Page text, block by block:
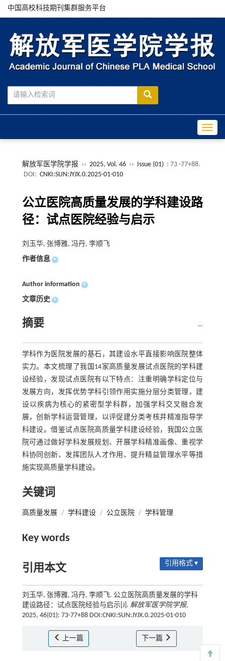
中国高校科技期刊集群服务平台
解放军医学院学报 ›› 2025, Vol. 46 ›› Issue (01) : 73 -77+88.
DOI: CNKI:SUN:JYJX.0.2025-01-010
公立医院高质量发展的学科建设路
径：试点医院经验与启示
刘玉华, 张博雅, 冯丹, 李顺飞
作者信息 +
Author information +
文章历史 +
摘要
学科作为医院发展的基石，其建设水平直接影响医院整体
实力。本文梳理了我国14家高质量发展试点医院的学科建
设经验，发现试点医院有以下特点：注重明确学科定位与
发展方向，发挥优势学科引领作用实施分层分类管理，建
设以疾病为核心的紧密型学科群，加强学科交叉融合发
展，创新学科运营管理，以评促建分类考核并精准指导学
科建设。借鉴试点医院高质量学科建设经验，我国公立医
院可通过做好学科发展规划、开展学科精准画像、重视学
科协同创新、发挥团队人才作用、提升精益管理水平等措
施实现高质量学科建设。
关键词
高质量发展 / 学科建设 / 公立医院 / 学科管理
Key words
引用本文 引用格式 ▾
刘玉华, 张博雅, 冯丹, 李顺飞. 公立医院高质量发展的学科
建设路径：试点医院经验与启示[J]. 解放军医学院学报,
2025, 46(01): 73-77+88 DOI:CNKI:SUN:JYJX.0.2025-01-010
上一篇 下一篇